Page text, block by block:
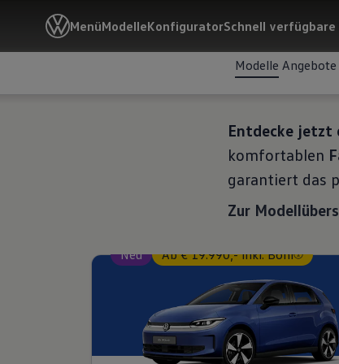
MenüModelleKonfiguratorSchnell verfügbare
Modelle Angebote
Entdecke jetzt
komfortablen
garantiert das
Zur
Neu Ab € 19.990,- inkl. Boni